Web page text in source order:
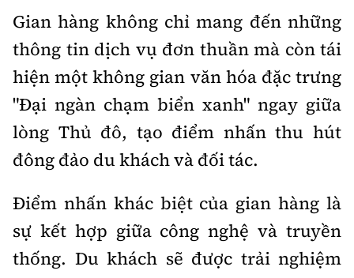
Hà Nội.
Tổng biên tập:Nguyễn Thị Hồng Nga
Phó Tổng biên tập:Nguyễn Sơn Tùng,
Nguyễn Đức Thắng, La Đức Hùng
Hotline:
0901 514 799
Quảng cáo và Phát hành:
0915 057 282
Cấm sao chép dưới mọi hình thức nếu không có sự
chấp thuận bằng văn bản.
Gian hàng không chỉ mang đến những
thông tin dịch vụ đơn thuần mà còn tái
hiện một không gian văn hóa đặc trưng
"Đại ngàn chạm biển xanh" ngay giữa
lòng Thủ đô, tạo điểm nhấn thu hút
đông đảo du khách và đối tác.
Điểm nhấn khác biệt của gian hàng là
sự kết hợp giữa công nghệ và truyền
thống. Du khách sẽ được trải nghiệm